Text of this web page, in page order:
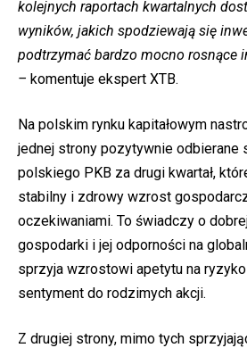
kolejnych raportach kwartalnych
wyników, jakich spodziewają się
podtrzymać bardzo mocno rosnące
– komentuje ekspert XTB.
Na polskim rynku kapitałowym
jednej strony pozytywnie odbierane
polskiego PKB za drugi kwartał,
stabilny i zdrowy wzrost
oczekiwaniami. To świadczy o
gospodarki i jej odporności na
sprzyja wzrostowi apetytu na
sentyment do rodzimych akcji.
Z drugiej strony, mimo tych